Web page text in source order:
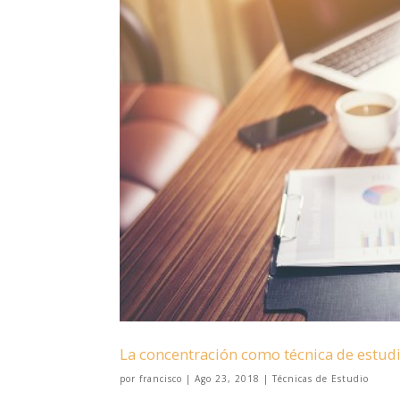
La concentración como técnica de
porfrancisco |Ago 23, 2018 |Técnicas de Estudio